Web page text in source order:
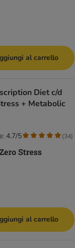
al carrello
Diet c/d
+ Metabolic
4.7/5 (34)
al carrello